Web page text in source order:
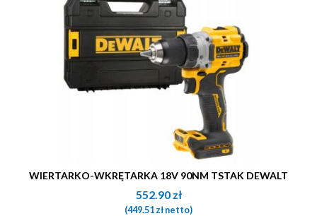
WIERTARKO-WKRĘTARKA 18V 90NM TSTAK DEWALT
552.90 zł
(449.51złnetto)